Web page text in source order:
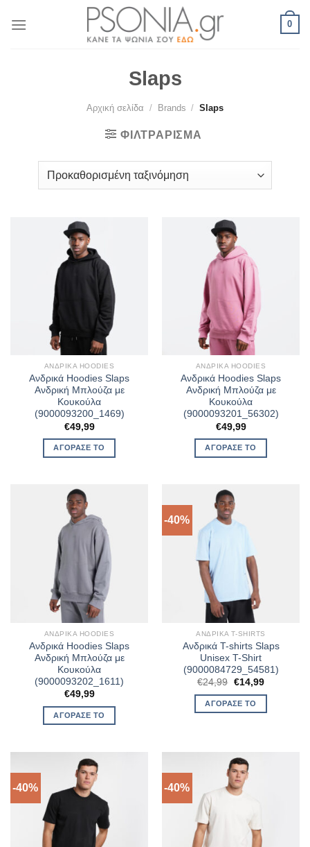
0
Slaps
Αρχική σελίδα / Brands / Slaps
ΦΙΛΤΡΆΡΙΣΜΑ
ΑΝΔΡΙΚΆ HOODIES
Ανδρικά Hoodies Slaps
Ανδρική Μπλούζα με
Κουκούλα
(9000093200_1469)
€49,99
ΑΓΌΡΑΣΈ ΤΟ
ΑΝΔΡΙΚΆ HOODIES
Ανδρικά Hoodies Slaps
Ανδρική Μπλούζα με
Κουκούλα
(9000093201_56302)
€49,99
ΑΓΌΡΑΣΈ ΤΟ
ΑΝΔΡΙΚΆ HOODIES
Ανδρικά Hoodies Slaps
Ανδρική Μπλούζα με
Κουκούλα
(9000093202_1611)
€49,99
ΑΓΌΡΑΣΈ ΤΟ
-40%
ΑΝΔΡΙΚΆ T-SHIRTS
Ανδρικά T-shirts Slaps
Unisex T-Shirt
(9000084729_54581)
€24,99 Original
was:
€24,99.
€14,99Η
ΑΓΌΡΑΣΈ ΤΟ
-40% -40%